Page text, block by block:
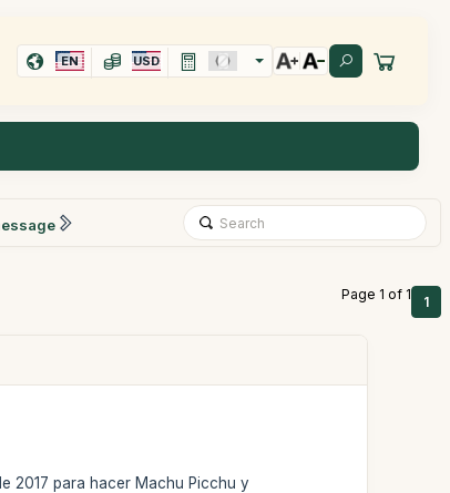
EN USD
Page 1 of 1 1
2017 para hacer Machu Picchu y